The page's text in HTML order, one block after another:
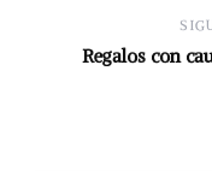
Regalos con